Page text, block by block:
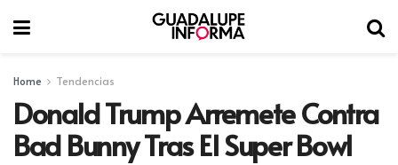
Home Tendencias
Donald Trump Arremete Contra
Bad Bunny Tras El Super Bowl